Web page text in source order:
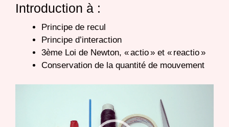
Introduction à :
Principe de recul
Principe d’interaction
3ème Loi de Newton, «actio» et « reactio»
Conservation de la quantité de mouvement